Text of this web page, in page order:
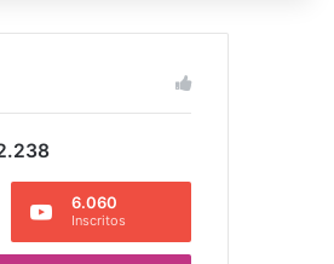
6.060
Inscritos